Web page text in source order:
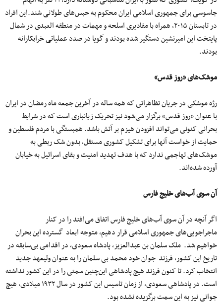
جاسوسی برای جمهوری اسلامی ایران محکوم به حبس‌های طولانی شند.این افراد
در تابستان ۲۰۱۵، همراه با مقادیری اسلحه و مهمات در منطقه العبدی در شمال
پایتخت این امیر‌نشین دستگیر شده بودند و گویا در صدد عملیاتی خرابکارانه
بودند.
موشک‌های «روز قدس»
رژه موشکی در جریان تظاهراتی که همه ساله در آخرین جمعه ماه رمضان در ایران
با عنوان «روز قدس» برگزار می‌شود نیز تحریک زیانباری است که در شرایط
بحرانی کنونی می‌تواند افزودن هیزم بر آتش باشد. همبستگی با مردم فلسطین و
حمایت از خواست آنها برای تشکیل کشوری مستقل، بدون شک ربطی به
موشک‌های تهاجمی ندارد که با هدف تهدید امنیت و بقای اسرائیل به خیابان
آورده شده‌اند.
آن سوی آب‌های خلیج فارس
اگر آنچه در آن سوی آب‌های خلیج فارس اتفاق می‌افتد را در کنار
ماجراجویی‌های جمهوری اسلامی قرار دهیم، متوجه ابعاد گسترده این بحران
خواهیم شد. ملک سلمان بن عبدالعزیز، پادشاه سعودی، در اقدامی بی‌سابقه در
تاریخ این کشور، فرزند جوان خود محمد بی سلمان را به عنوان ولیعهد جدید
انتخاب کرد. تا کنون فرزند هیچ پادشاهی این‌چنین سمتی را در این کشور نداشته
است. در پادشاهی سعودی، از زمان تاسیس این کشور در سال ۱۹۳۲ میلادی، هیچ
جوانی نیز به این سمت برگزیده نشده بود.